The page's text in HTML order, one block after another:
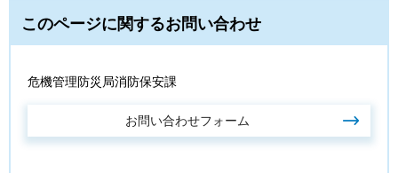
このページに関するお問い合わせ
危機管理防災局消防保安課